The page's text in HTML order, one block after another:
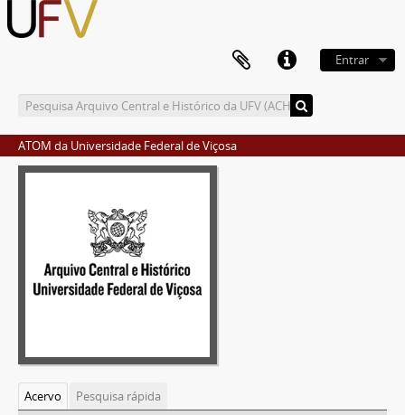
Entrar
ATOM da Universidade Federal de Viçosa
Acervo
Pesquisa rápida